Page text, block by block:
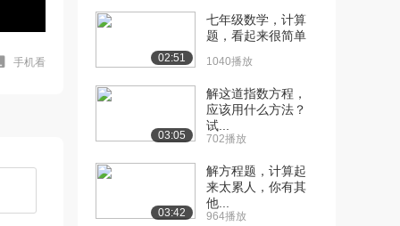
手机看
[7] 1-3极限计算的基础
14:40
[8] 1-3极限计算的基础
14:48
[9] 1-3极限计算的基础
823播放
14:39
02:51
七年级数学，计算
题，看起来很简单
1040播放
03:05
解这道指数方程，
应该用什么方法？
试...
702播放
03:42
解方程题，计算起
来太累人，你有其
他...
964播放